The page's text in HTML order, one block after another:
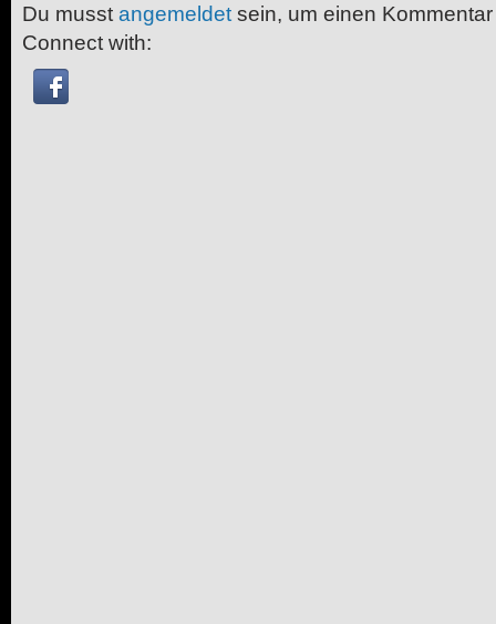
Du musst angemeldet sein, um einen
Connect with: